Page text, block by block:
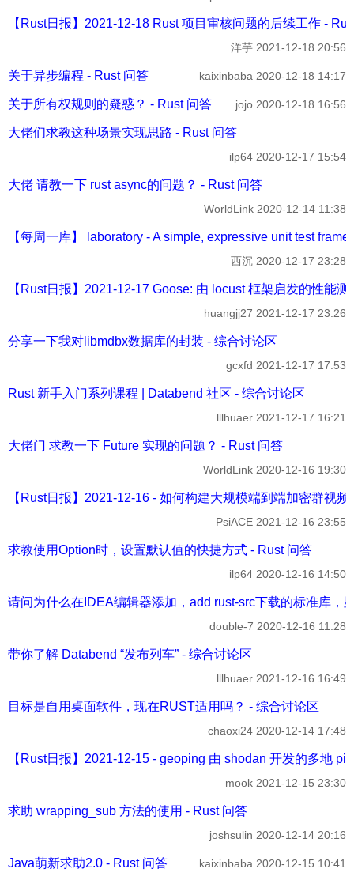
【Rust日报】2021-12-18 Rust 项目审核问题的后续工作 -
洋芋 2021-12-18 20:56
关于异步编程 - Rust 问答 kaixinbaba 2020-12-18 14:17
关于所有权规则的疑惑？ - Rust 问答 jojo 2020-12-18 16:56
大佬们求教这种场景实现思路 - Rust 问答
ilp64 2020-12-17 15:54
大佬 请教一下 rust async的问题？ - Rust 问答
WorldLink 2020-12-14 11:38
【每周一库】 laboratory - A simple, expressive unit test
西沉 2020-12-17 23:28
【Rust日报】2021-12-17 Goose: 由 locust 框架启发的性能
huangjj27 2021-12-17 23:26
分享一下我对libmdbx数据库的封装 - 综合讨论区
gcxfd 2021-12-17 17:53
Rust 新手入门系列课程 | Databend 社区 - 综合讨论区
lllhuaer 2021-12-17 16:21
大佬门 求教一下 Future 实现的问题？ - Rust 问答
WorldLink 2020-12-16 19:30
【Rust日报】2021-12-16 - 如何构建大规模端到端加密群视
PsiACE 2021-12-16 23:55
求教使用Option时，设置默认值的快捷方式 - Rust 问答
ilp64 2020-12-16 14:50
请问为什么在IDEA编辑器添加，add rust-src下载的标准库，
double-7 2020-12-16 11:28
带你了解 Databend “发布列车” - 综合讨论区
lllhuaer 2021-12-16 16:49
目标是自用桌面软件，现在RUST适用吗？ - 综合讨论区
chaoxi24 2020-12-14 17:48
【Rust日报】2021-12-15 - geoping 由 shodan 开发的多地
mook 2021-12-15 23:30
求助 wrapping_sub 方法的使用 - Rust 问答
joshsulin 2020-12-14 20:16
Java萌新求助2.0 - Rust 问答 kaixinbaba 2020-12-15 10:41